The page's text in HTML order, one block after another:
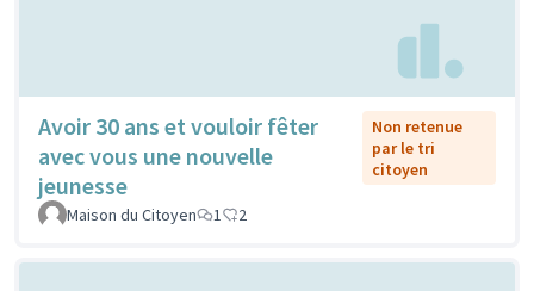
Avoir 30 ans et vouloir fêter
avec vous une nouvelle
jeunesse
Non retenue
par le tri
citoyen
Maison du Citoyen 1 2